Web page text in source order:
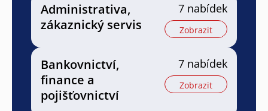
Administrativa,
zákaznický servis
7 nabídek
Zobrazit
Bankovnictví,
finance a
pojišťovnictví
7 nabídek
Zobrazit